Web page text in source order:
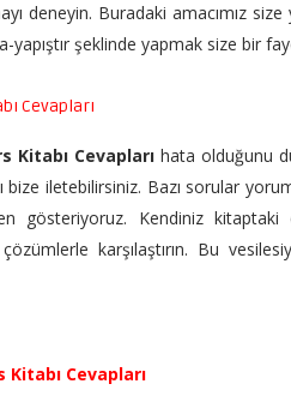
deneyin. Buradaki amacımız size
yapıştır şeklinde yapmak size bir
Cevapları
Kitabı Cevapları hata olduğunu
bize iletebilirsiniz. Bazı sorular
gösteriyoruz. Kendiniz kitaptaki
karşılaştırın. Bu
Kitabı Cevapları